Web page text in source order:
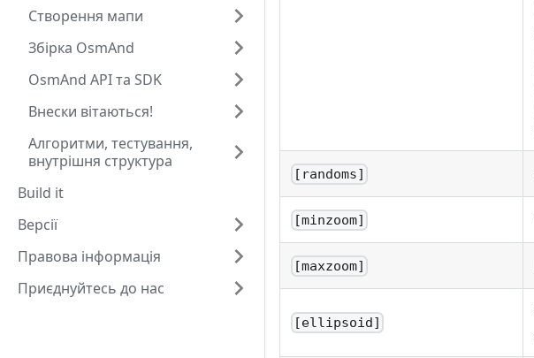
Створення мапи
Збірка OsmAnd
OsmAnd API та SDK
Внески вітаються!
Алгоритми, тестування,
внутрішня структура
Build it
Версії
Правова інформація
Приєднуйтесь до нас
[randoms]
[minzoom]
[maxzoom]
[ellipsoid]